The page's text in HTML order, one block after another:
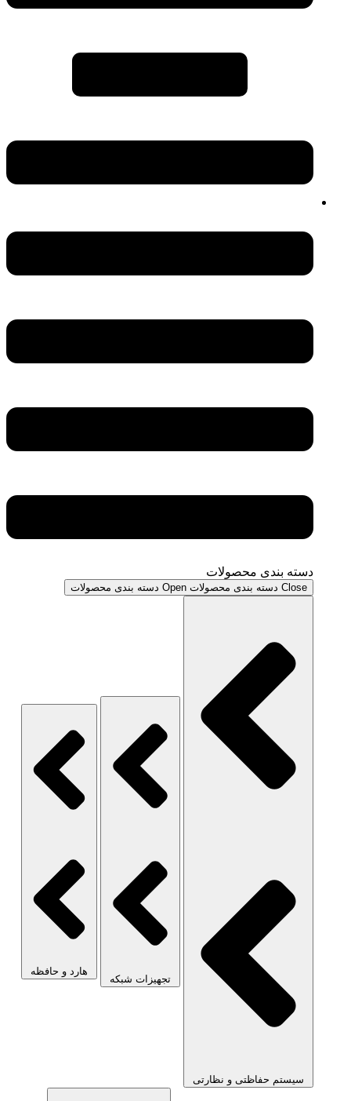
دسته بندی محصولات
Close دسته بندی محصولات Open دسته بندی محصولات
سیستم حفاظتی و نظارتی
تجهیزات شبکه
هارد و حافظه